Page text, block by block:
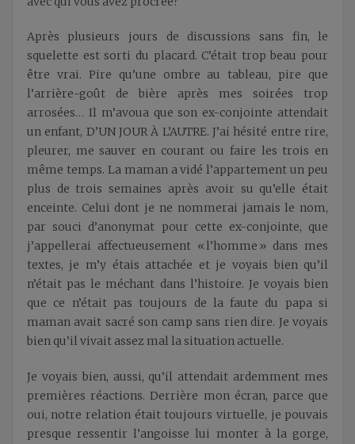
Après plusieurs jours de discussions sans fin, le
squelette est sorti du placard. C’était trop beau pour
être vrai. Pire qu’une ombre au tableau, pire que
l’arrière-goût de bière après mes soirées trop
arrosées… Il m’avoua que son ex-conjointe attendait
un enfant, D’UN JOUR À L’AUTRE. J’ai hésité entre rire,
pleurer, me sauver en courant ou faire les trois en
même temps. La maman a vidé l’appartement un peu
plus de trois semaines après avoir su qu’elle était
enceinte. Celui dont je ne nommerai jamais le nom,
par souci d’anonymat pour cette ex-conjointe, que
j’appellerai affectueusement « l’homme » dans mes
textes, je m’y étais attachée et je voyais bien qu’il
n’était pas le méchant dans l’histoire. Je voyais bien
que ce n’était pas toujours de la faute du papa si
maman avait sacré son camp sans rien dire. Je voyais
bien qu’il vivait assez mal la situation actuelle.
Je voyais bien, aussi, qu’il attendait ardemment mes
premières réactions. Derrière mon écran, parce que
oui, notre relation était toujours virtuelle, je pouvais
presque ressentir l’angoisse lui monter à la gorge,